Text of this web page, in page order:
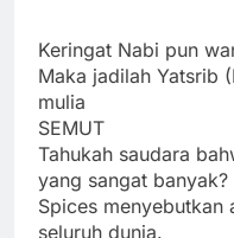
Keringat Nabi pun
Maka jadilah Yatsrib
mulia
SEMUT
Tahukah saudara
yang sangat
Spices menyebutkan
seluruh dunia.